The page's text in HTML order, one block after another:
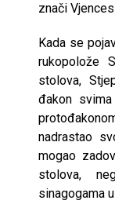
znači
Kada se
rukopolože
stolova,
đakon
nadrastao
mogao
stolova,
sinagogama